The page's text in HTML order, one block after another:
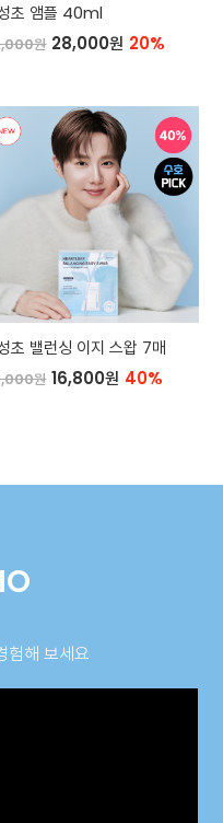
초 앰플 40ml
원 28,000원 20%
초 밸런싱 이지 스왑 7매
원 16,800원 40%
험해 보세요